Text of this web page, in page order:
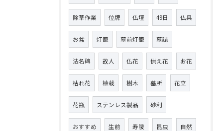
除草作業 位牌 仏壇 49日 仏具
お盆 灯籠 墓前灯籠 墓誌
法名碑 故人 仏花 供え花 お花
枯れ花 植栽 樹木 墓所 花立
花瓶 ステンレス製品 砂利
おすすめ 生前 寿陵 昆虫 自然